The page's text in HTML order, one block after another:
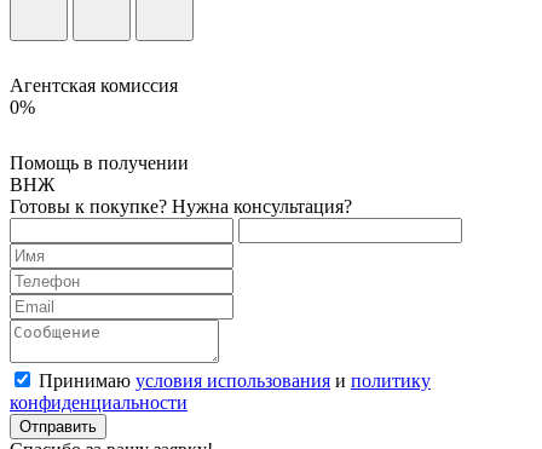
Агентская комиссия
0%
Помощь в получении
ВНЖ
Готовы к покупке? Нужна консультация?
Принимаю условия использования и политику
конфиденциальности
Отправить